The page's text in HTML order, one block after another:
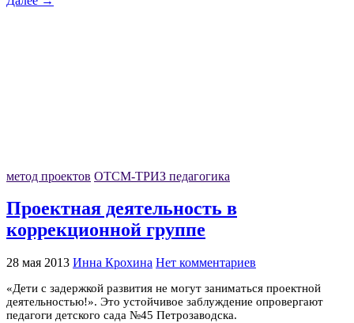
метод проектов ОТСМ-ТРИЗ педагогика
Проектная деятельность в
коррекционной группе
28 мая 2013 Инна Крохина Нет комментариев
«Дети с задержкой развития не могут заниматься проектной
деятельностью!». Это устойчивое заблуждение опровергают
педагоги детского сада №45 Петрозаводска.